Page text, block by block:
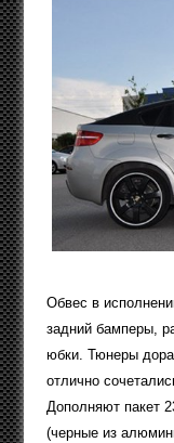
Обвес в
задний бамперы,
юбки. Тюнеры
отлично
Дополняют пакет
(черные из